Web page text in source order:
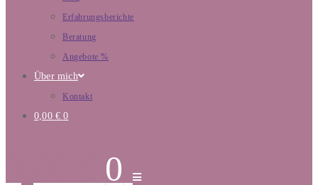
Erfahrungsberichte
Beratung
Angebote %
Über mich
Kontakt
0,00 € 0
0